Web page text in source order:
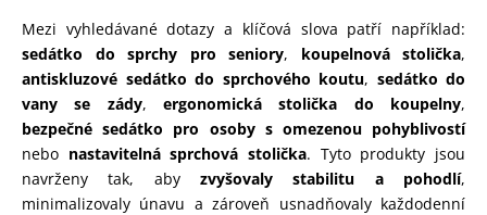
Mezi vyhledávané dotazy a klíčová slova patří například:
sedátko do sprchy pro seniory, koupelnová stolička,
antiskluzové sedátko do sprchového koutu, sedátko do
vany se zády,ergonomická stolička do koupelny,
bezpečné sedátko pro osoby s omezenou pohyblivostí
nebo nastavitelná sprchová stolička. Tyto produkty jsou
navrženy tak, aby zvyšovaly stabilitu a pohodlí,
minimalizovaly únavu a zároveň usnadňovaly každodenní